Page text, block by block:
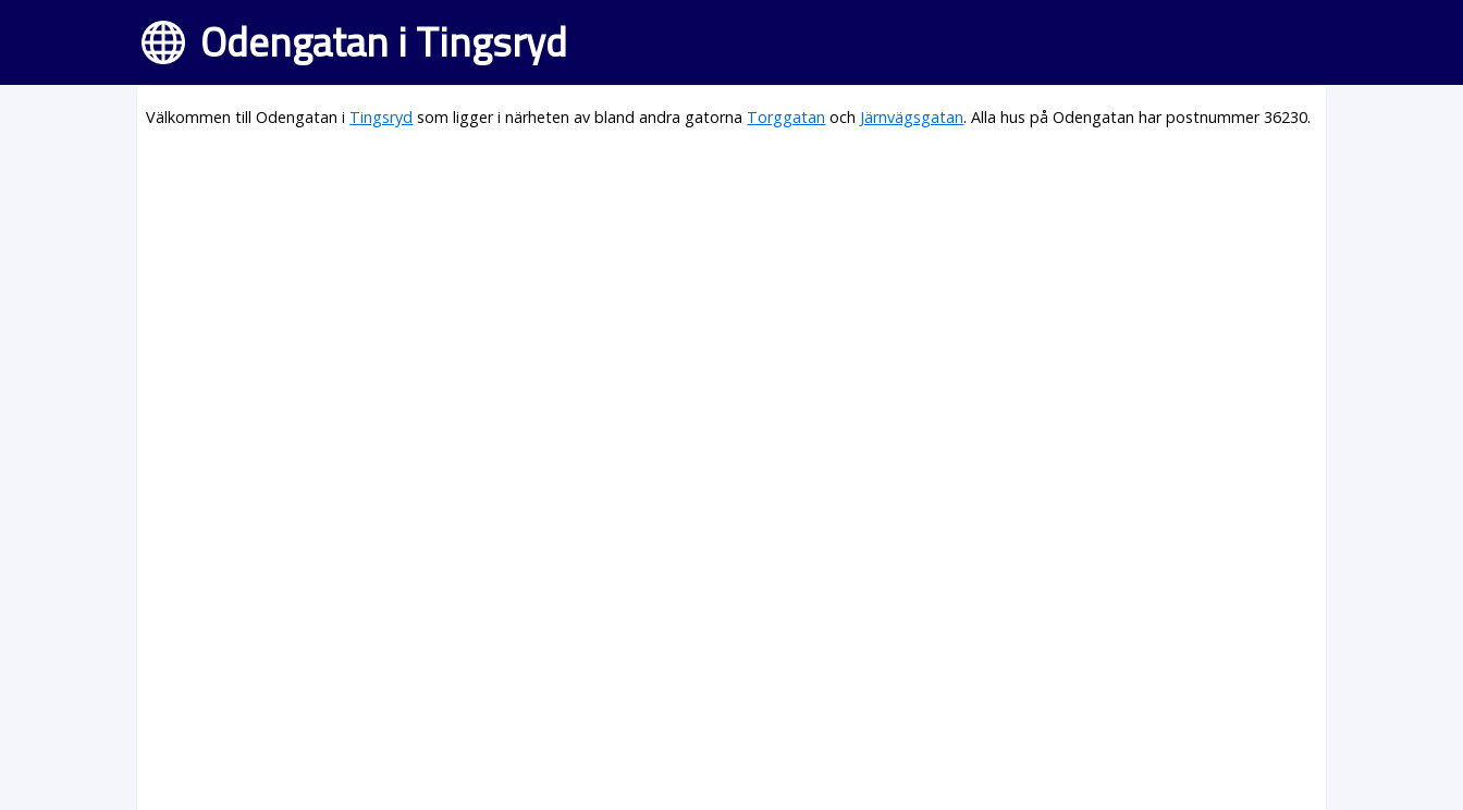
Odengatan i Tingsryd
Välkommen till Odengatan i Tingsryd som ligger i närheten av bland andra gatorna Torggatan och Järnvägsgatan. Alla hus på Odengatan har postnummer 36230.